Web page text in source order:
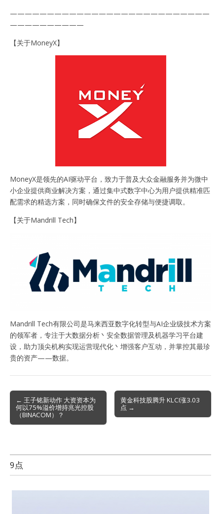
———————————————————————————
——————————
【关于MoneyX】
MoneyX是领先的AI驱动平台，致力于普及大众金融服务并为微中
小企业提供商业解决方案，通过集中式数字中心为用户提供精准匹
配需求的精选方案，同时确保文件的安全存储与便捷调取。
【关于Mandrill Tech】
Mandrill Tech有限公司是马来西亚数字化转型与AI企业级技术方案
的领军者，专注于大数据分析丶安全数据管理及机器学习平台建
设，助力顶尖机构实现运营现代化丶增强客户互动，并掌控其最珍
贵的资产——数据。
Post
navigation
← 王子铭新动作 大资资本为
何以75%溢价增持兆光控股
（BINACOM）？
黄金科技股腾升 KLCI涨3.03
点 →
9点